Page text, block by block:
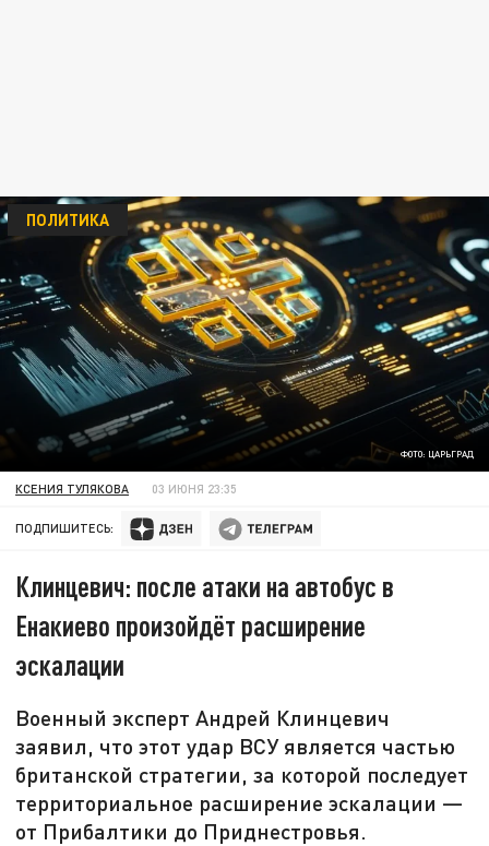
ФОТО: ЦАРЬГРАД
ПОЛИТИКА
КСЕНИЯ ТУЛЯКОВА 03 ИЮНЯ 23:35
ПОДПИШИТЕСЬ:
Клинцевич: после атаки на автобус в
Енакиево произойдёт расширение
эскалации
Военный эксперт Андрей Клинцевич
заявил, что этот удар ВСУ является частью
британской стратегии, за которой последует
территориальное расширение эскалации —
от Прибалтики до Приднестровья.